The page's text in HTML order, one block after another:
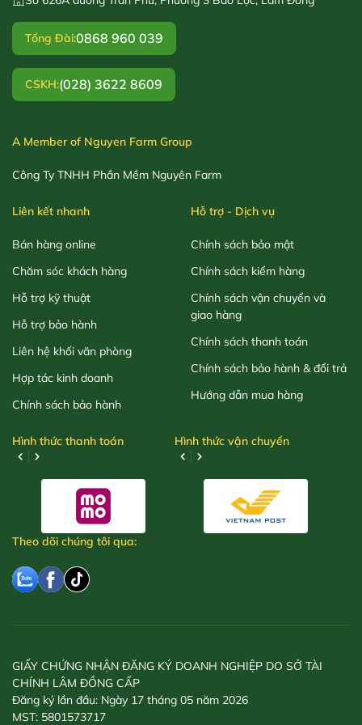
Tổng Đài:0868 960 039
CSKH:(028) 3622 8609
A Member of Nguyen Farm Group
Công Ty TNHH Phần Mềm Nguyên Farm
Liên kết nhanh
Bán hàng online
Chăm sóc khách hàng
Hỗ trợ kỹ thuật
Hỗ trợ bảo hành
Liên hệ khối văn phòng
Hợp tác kinh doanh
Chính sách bảo hành
Hỗ trợ - Dịch vụ
Chính sách bảo mật
Chính sách kiểm hàng
Chính sách vận chuyển và
giao hàng
Chính sách thanh toán
Chính sách bảo hành & đổi trả
Hướng dẫn mua hàng
Hình thức thanh toán Hình thức vận chuyển
Theo dõi chúng tôi qua:
GIẤY CHỨNG NHẬN ĐĂNG KÝ DOANH NGHIỆP DO SỞ TÀI
CHÍNH LÂM ĐỒNG CẤP
Đăng ký lần đầu: Ngày 17 tháng 05 năm 2026
MST: 5801573717